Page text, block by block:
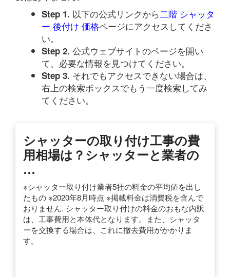
Step 1. 以下の公式リンクから二階 シャッタ
ー 後付け 価格ページにアクセスしてくださ
い。
Step 2. 公式ウェブサイトのページを開い
て、必要な情報を見つけてください。
Step 3. それでもアクセスできない場合は、
右上の検索ボックスでもう一度検索してみ
てください。
シャッターの取り付け工事の費
用相場は？シャッターと業者の
…
※シャッター取り付け業者5社の料金の平均値を出し
たもの ※2020年8月時点 ※掲載料金は消費税を含んで
おりません. シャッター取り付けの料金のおもな内訳
は、工事費用と本体代となります。また、シャッタ
ーを交換する場合は、これに撤去費用がかかりま
す。